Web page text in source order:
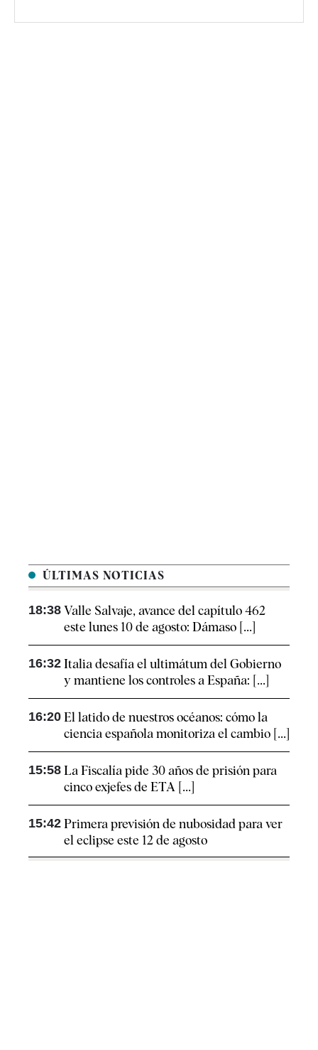
ÚLTIMAS NOTICIAS
18:38 Valle Salvaje, avance del capítulo 462
este lunes 10 de agosto: Dámaso [...]
16:32 Italia desafía el ultimátum del Gobierno
y mantiene los controles a España: [...]
16:20 El latido de nuestros océanos: cómo la
ciencia española monitoriza el cambio [...]
15:58 La Fiscalía pide 30 años de prisión para
cinco exjefes de ETA [...]
15:42 Primera previsión de nubosidad para ver
el eclipse este 12 de agosto